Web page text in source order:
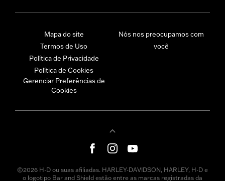
Mapa do site
Termos de Uso
Política de Privacidade
Política de Cookies
Gerenciar Preferências de
Cookies
Nós nos preocupamos com
você
©2026 H-D ou suas afiliadas. HARLEY-DAVIDSON, HARLEY, H-D e
o logotipo Bar and Shield estão entre as marcas registradas da